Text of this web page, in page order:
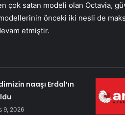
çok satan modeli olan Octavia,
önceki iki nesli de
etmiştir.
naaşı Erdal’ın
9, 2026